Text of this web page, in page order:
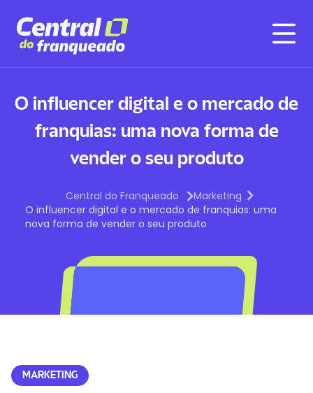
O influencer digital e o mercado de
franquias: uma nova forma de
vender o seu produto
Central do Franqueado
Marketing
O influencer digital e o mercado de franquias: uma
nova forma de vender o seu produto
MARKETING